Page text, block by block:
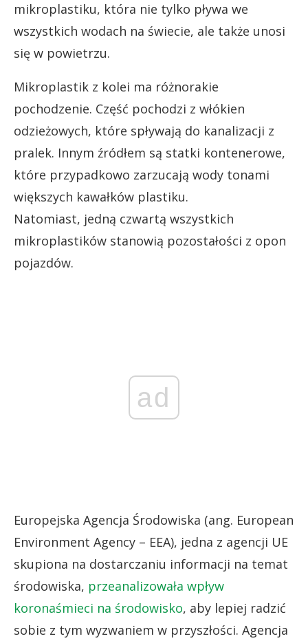
mikroplastiku, która nie tylko pływa we
wszystkich wodach na świecie, ale także unosi
się w powietrzu.
Mikroplastik z kolei ma różnorakie
pochodzenie. Część pochodzi z włókien
odzieżowych, które spływają do kanalizacji z
pralek. Innym źródłem są statki kontenerowe,
które przypadkowo zarzucają wody tonami
większych kawałków plastiku.
Natomiast, jedną czwartą wszystkich
mikroplastików stanowią pozostałości z opon
pojazdów.
ad
Europejska Agencja Środowiska (ang. European
Environment Agency – EEA), jedna z agencji UE
skupiona na dostarczaniu informacji na temat
środowiska, przeanalizowała wpływ
koronaśmieci na środowisko, aby lepiej radzić
sobie z tym wyzwaniem w przyszłości. Agencja